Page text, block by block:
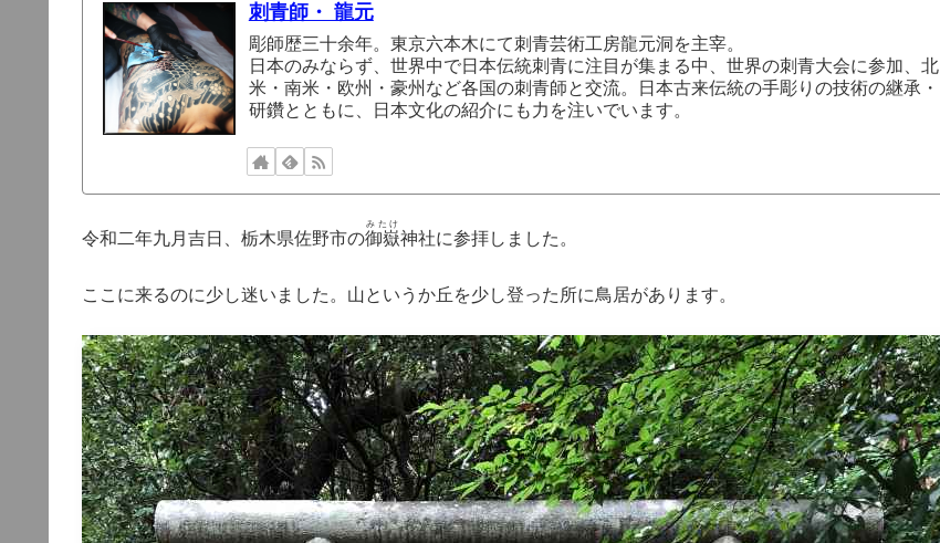
刺青師・ 龍元
彫師歴三十余年。東京六本木にて刺青芸術工房龍元洞を主宰。
日本のみならず、世界中で日本伝統刺青に注目が集まる中、世界の刺青大会に参加、北
米・南米・欧州・豪州など各国の刺青師と交流。日本古来伝統の手彫りの技術の継承・
研鑽とともに、日本文化の紹介にも力を注いでいます。
令和二年九月吉日、栃木県佐野市の御嶽
みたけ
神社に参拝しました。
ここに来るのに少し迷いました。山というか丘を少し登った所に鳥居があります。